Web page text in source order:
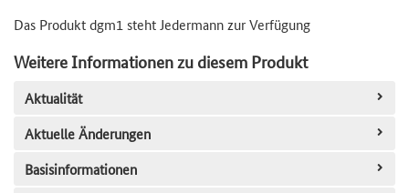
Das Produkt dgm1 steht Jedermann zur Verfügung
Weitere Informationen zu diesem Produkt
Aktualität
Aktuelle Änderungen
Basisinformationen